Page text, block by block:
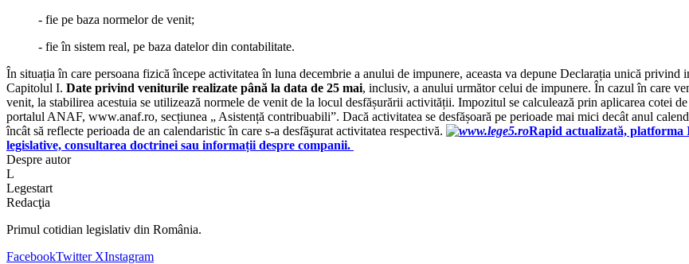
- fie pe baza normelor de venit;
- fie în sistem real, pe baza datelor din contabilitate.
În situația în care persoana fizică începe activitatea în luna decembrie a anului de impunere, aceasta va depune Declarația unică
Capitolul I. Date privind veniturile realizate până la data de 25 mai, inclusiv, a anului următor celui de impunere. În cazul în care
venit, la stabilirea acestuia se utilizează normele de venit de la locul desfășurării activității. Impozitul se calculează prin aplicarea cotei
portalul ANAF, www.anaf.ro, secțiunea „ Asistență contribuabili”. Dacă activitatea se desfășoară pe perioade mai mici decât anul
încât să reflecte perioada de an calendaristic în care s-a desfăşurat activitatea respectivă.
Rapid actualizată, platforma
legislative, consultarea doctrinei sau informații despre companii.
Despre autor
L
Legestart
Redacţia
Primul cotidian legislativ din România.
FacebookTwitter XInstagram